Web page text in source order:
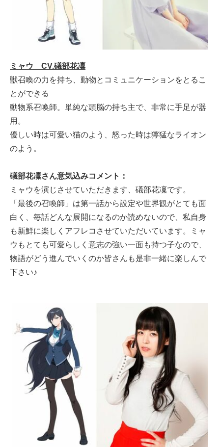
ミャウ CV.礒部花凜
獣召喚の力を持ち、動物とコミュニケーションをとるこ
とができる
動物系召喚師。単純な頭脳の持ち主で、非常に手足が器
用。
優しい時は可愛い猫のよう、怒った時は獰猛なライオン
のよう。
礒部花凜さん意気込みコメント：
ミャウを演じさせていただきます、礒部花凜です。
「最後の召喚師」は第一話から設定や世界観がとても面
白く、毎話どんな展開になるのか読めないので、私自身
も新鮮に楽しくアフレコさせていただいています。ミャ
ウもとても可愛らしく意志の強い一面も持つ子なので、
物語がどう進んでいくのか皆さんも是非一緒に楽しんで
下さい♪